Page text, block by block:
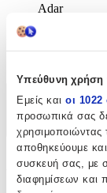
Υπεύθυνη χρήση
Εμείς και οι
προσωπικά σας
αποθηκεύουμε
συσκευή σας, με
διαφημίσεων και
Adar
Χρώμα
Χαρακτηριστικά
+